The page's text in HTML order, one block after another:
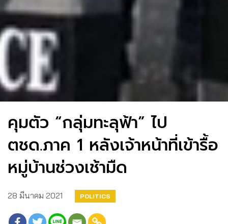
คุมตัว “กลุ่มทะลุฟ้า” ไป
ตชด.ภาค 1 หลังเจ้าหน้าที่เข้ารื้อ
หมู่บ้านช่วงเช้ามืด
28 มีนาคม 2021 POLITICS